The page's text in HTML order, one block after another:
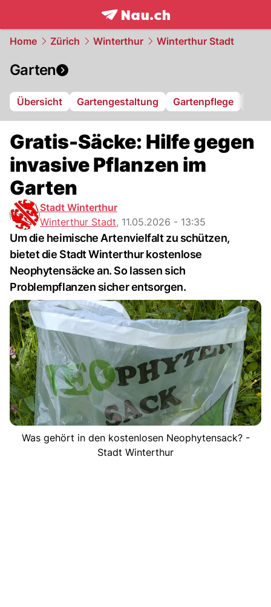
frontpage.NAU.ch
Home Zürich Winterthur Winterthur Stadt
Garten
Übersicht Gartengestaltung Gartenpflege
Gratis-Säcke: Hilfe gegen
invasive Pflanzen im
Garten
Stadt Winterthur
Winterthur Stadt, 11.05.2026 - 13:35
Um die heimische Artenvielfalt zu schützen,
bietet die Stadt Winterthur kostenlose
Neophytensäcke an. So lassen sich
Problempflanzen sicher entsorgen.
Was gehört in den kostenlosen Neophytensack? -
Stadt Winterthur